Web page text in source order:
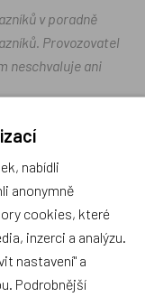
v poradně
Provozovatel
neschvaluje ani
kdo se zeptá!
nabídli
anonymně
cookies, které
inzerci a analýzu.
nastavení" a
Podrobnější